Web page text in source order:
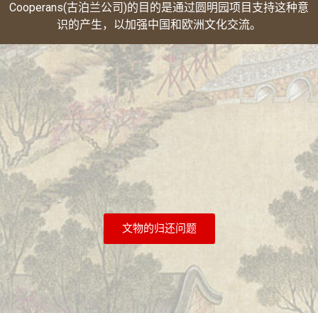
Cooperans(古泊兰公司)的目的是通过圆明园项目支持这种意
识的产生，以加强中国和欧洲文化交流。
文物的归还问题